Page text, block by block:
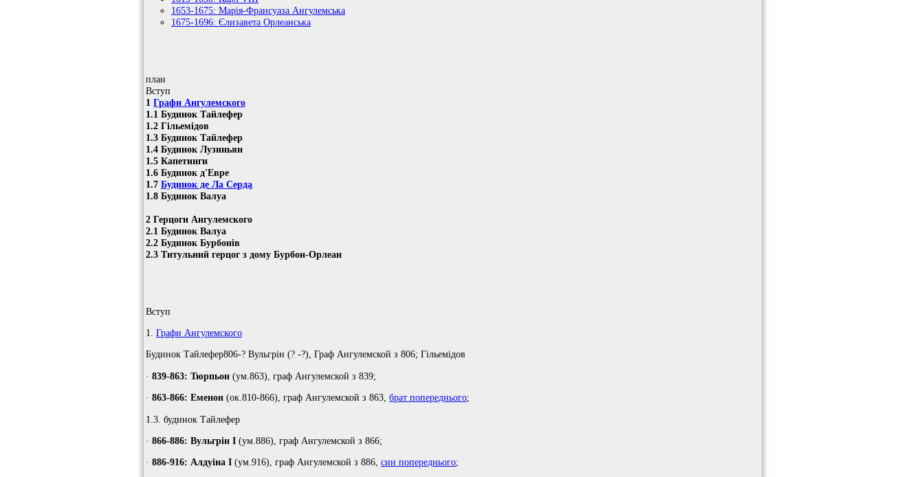
1653-1675: Марія-Франсуаза Ангулемська
1675-1696: Єлизавета Орлеанська
план
Вступ
1 Графи Ангулемского
1.1 Будинок Тайлефер
1.2 Гільемідов
1.3 Будинок Тайлефер
1.4 Будинок Лузиньян
1.5 Капетинги
1.6 Будинок д'Евре
1.7 Будинок де Ла Серда
1.8 Будинок Валуа
2 Герцоги Ангулемского
2.1 Будинок Валуа
2.2 Будинок Бурбонів
2.3 Титульний герцог з дому Бурбон-Орлеан
Вступ
1. Графи Ангулемского
Будинок Тайлефер806-? Вульгрін (? -?), Граф Ангулемской з 806; Гільемідов
· 839-863: Тюрпьон (ум.863), граф Ангулемской з 839;
· 863-866: Еменон (ок.810-866), граф Ангулемской з 863, брат попереднього;
1.3. будинок Тайлефер
· 866-886: Вульгрін I (ум.886), граф Ангулемской з 866;
· 886-916: Алдуіна I (ум.916), граф Ангулемской з 886, син попереднього;